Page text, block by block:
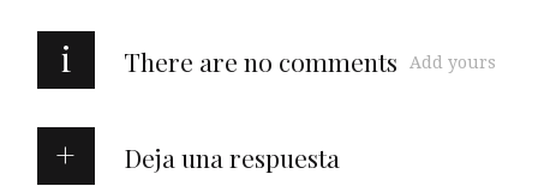
i There are no comments Add yours
Deja una respuesta